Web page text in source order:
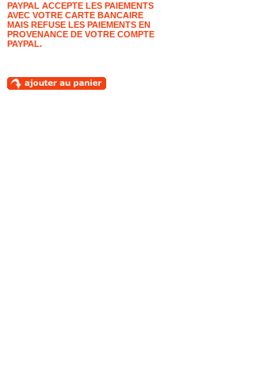
PAYPAL ACCEPTE LES PAIEMENTS
AVEC VOTRE CARTE BANCAIRE
MAIS REFUSE LES PAIEMENTS EN
PROVENANCE DE VOTRE COMPTE
PAYPAL.